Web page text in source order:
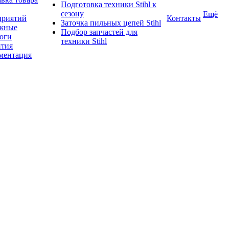
Подготовка техники Stihl к
сезону
Заточка пильных цепей Stihl
Подбор запчастей для
техники Stihl
Контакты Ещё